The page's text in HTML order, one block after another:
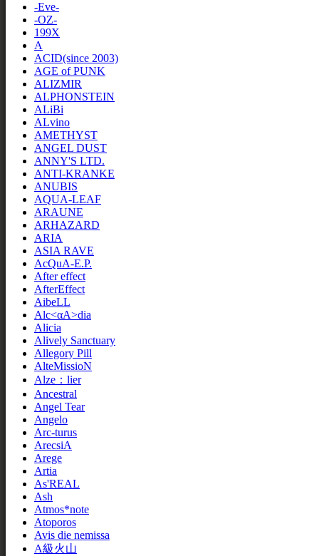
-Eve-
-OZ-
199X
A
ACID(since 2003)
AGE of PUNK
ALIZMIR
ALPHONSTEIN
ALiBi
ALvino
AMETHYST
ANGEL DUST
ANNY'S LTD.
ANTI-KRANKE
ANUBIS
AQUA-LEAF
ARAUNE
ARHAZARD
ARIA
ASIA RAVE
AcQuA-E.P.
After effect
AfterEffect
AibeLL
Alc<αA>dia
Alicia
Alively Sanctuary
Allegory Pill
AlteMissioN
Alze：lier
Ancestral
Angel Tear
Angelo
Arc-turus
ArecsiA
Arege
Artia
As'REAL
Ash
Atmos*note
Atoporos
Avis die nemissa
A級火山